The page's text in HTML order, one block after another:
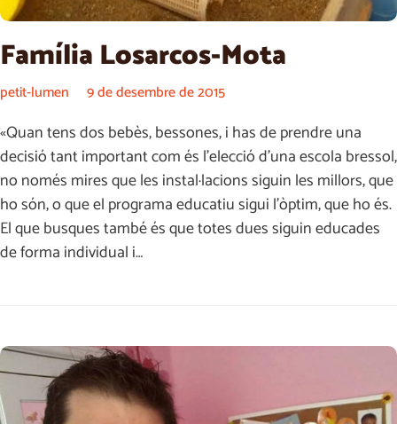
Família Losarcos-Mota
petit-lumen 9 de desembre de 2015
«Quan tens dos bebès, bessones, i has de prendre una
decisió tant important com és l’elecció d’una escola bressol,
no només mires que les instal·lacions siguin les millors, que
ho són, o que el programa educatiu sigui l’òptim, que ho és.
El que busques també és que totes dues siguin educades
de forma individual i…